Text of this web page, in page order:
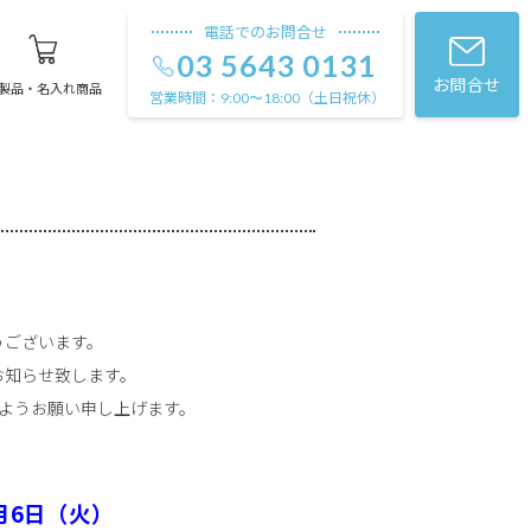
品・名入れ商品
電話でのお問合せ
03 5643 0131
営業時間： 9:00〜18:00（土日祝休）
お問合せ
ざいます。
らせ致します。
お願い申し上げます。
日（火）